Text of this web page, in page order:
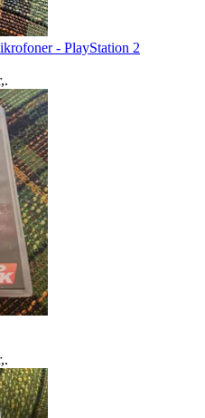
- PlayStation 2
,.
,.